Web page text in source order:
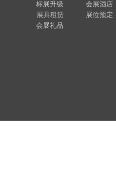
展位预定
会展酒店
会展礼品
展具租赁
标展升级